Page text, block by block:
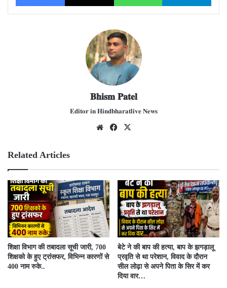
𝐁𝐡𝐢𝐬𝐦 𝐏𝐚𝐭𝐞𝐥
𝐄𝐝𝐢𝐭𝐨𝐫 𝐢𝐧 𝐇𝐢𝐧𝐝𝐛𝐡𝐚𝐫𝐚𝐭𝐥𝐢𝐯𝐞 𝐍𝐞𝐰𝐬
We
Fac
Related Articles
शिक्षा विभाग की तबादला सूची जारी, 700
शिक्षको के हुए ट्रांसफर, विभिन्न कारणों से
400 नाम रुके..
बेटे ने की बाप की हत्या, बाप के झगड़ालू
प्रवृति से था परेशान, विवाद के दौरान
सील लोढ़ा से अपने पिता के सिर में कर
दिया वार…